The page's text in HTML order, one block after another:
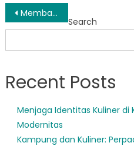
Post
navigation
Membangun Ketahanan: Cara BPBD Sumbawa Barat Berdayakan Masyarakat Menghadapi Bencana Alam
Search
Recent Posts
Menjaga Identitas Kuliner di
Modernitas
Kampung dan Kuliner: